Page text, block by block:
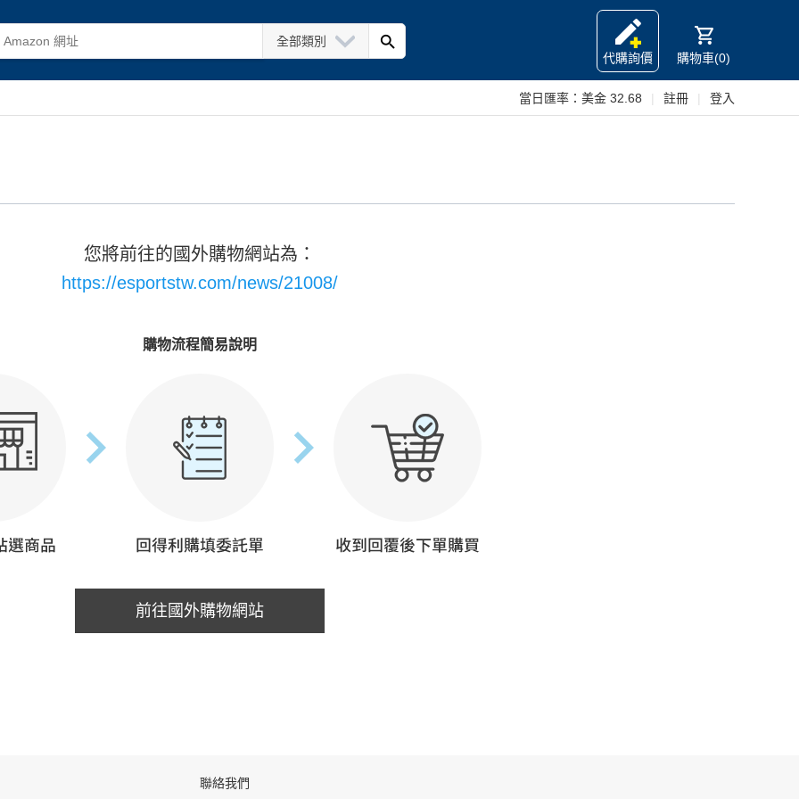
全部類別
代購詢價
購物車(0)
當日匯率： 美金 32.68 註冊 登入
您將前往的國外購物網站為：
https://esportstw.com/news/21008/
購物流程簡易說明
前往國外購物網站
聯絡我們